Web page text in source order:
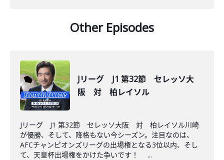
Other Episodes
Jリーグ J1 第32節 セレッソ大
阪 対 柏レイソル
Jリーグ J1 第32節 セレッソ大阪 対 柏レイソル川崎
が優勝、そして、降格もない今シーズン。注目なのは、
AFCチャンピオンズリーグの出場権となる3位以内、そし
て、天皇杯出場権をかけた争いです！ ...